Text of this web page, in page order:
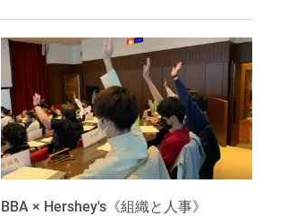
BBA × Hershey's《組織と人事》